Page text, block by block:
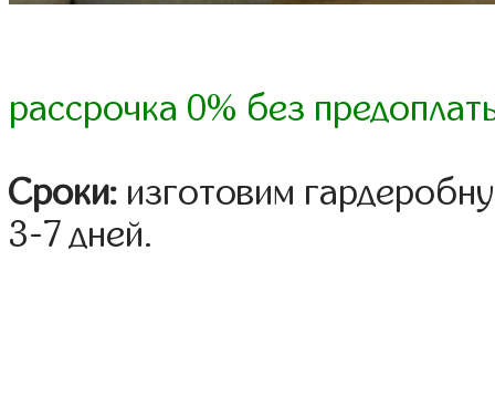
рассрочка 0% без
Сроки: изготовим
3-7 дней.